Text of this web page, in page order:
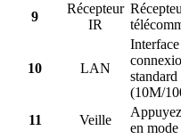
9
Récepteur
IR
10 LAN
(10M/
11
Veille
en